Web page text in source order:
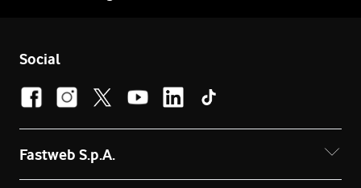
Social
Fastweb S.p.A.